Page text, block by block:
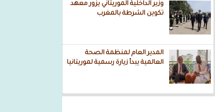
وزير الداخلية الموريتاني يزور معهد
تكوين الشرطة بالمغرب
المدير العام لمنظمة الصحة
العالمية يبدأ زيارة رسمية لموريتانيا